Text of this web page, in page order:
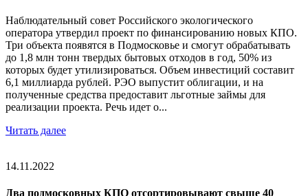
Наблюдательный совет Российского экологического
оператора утвердил проект по финансированию новых КПО.
Три объекта появятся в Подмосковье и смогут обрабатывать
до 1,8 млн тонн твердых бытовых отходов в год, 50% из
которых будет утилизироваться. Объем инвестиций составит
6,1 миллиарда рублей. РЭО выпустит облигации, и на
полученные средства предоставит льготные займы для
реализации проекта. Речь идет о...
Читать далее
14.11.2022
Два подмосковных КПО отсортировывают свыше 40